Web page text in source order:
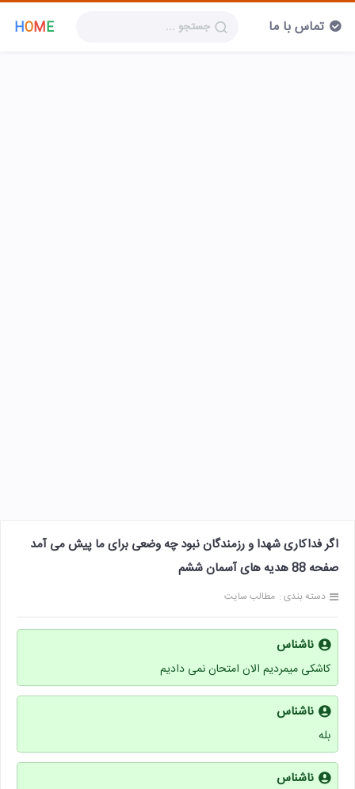
HOME تماس با ما
اگر فداکاری شهدا و رزمندگان نبود چه وضعی برای ما پیش می آمد
صفحه 88 هدیه های آسمان ششم
دسته بندی : مطالب سایت
ناشناس
کاشکی میمردیم الان امتحان نمی دادیم
ناشناس
بله
ناشناس